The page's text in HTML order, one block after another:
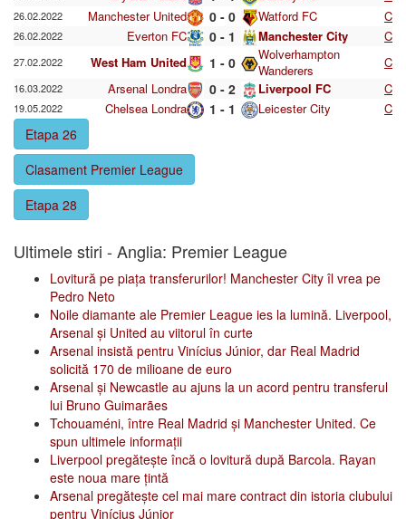
26.02.2022 Manchester United 0 - 0 Watford FC C
26.02.2022 Everton FC 0 - 1 Manchester City C
27.02.2022 West Ham United 1 - 0
Wolverhampton
Wanderers
C
16.03.2022 Arsenal Londra 0 - 2 Liverpool FC C
19.05.2022 Chelsea Londra 1 - 1 Leicester City C
Etapa 26
Clasament Premier League
Etapa 28
Ultimele stiri - Anglia: Premier League
Lovitură pe piața transferurilor! Manchester City îl vrea pe
Pedro Neto
Noile diamante ale Premier League ies la lumină. Liverpool,
Arsenal și United au viitorul în curte
Arsenal insistă pentru Vinícius Júnior, dar Real Madrid
solicită 170 de milioane de euro
Arsenal și Newcastle au ajuns la un acord pentru transferul
lui Bruno Guimarães
Tchouaméni, între Real Madrid și Manchester United. Ce
spun ultimele informații
Liverpool pregătește încă o lovitură după Barcola. Rayan
este noua mare țintă
Arsenal pregătește cel mai mare contract din istoria clubului
pentru Vinícius Júnior